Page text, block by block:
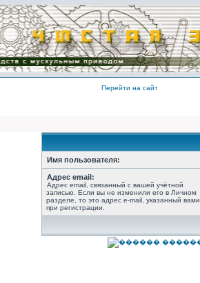
Перейти на сайт
Имя пользователя:
Адрес email:
Адрес email, связанный с вашей учётной
записью. Если вы не изменили его в Личном
разделе, то это адрес e-mail, указанный вами
при регистрации.